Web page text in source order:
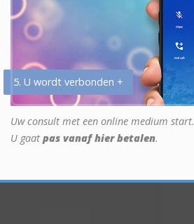
5. U wordt verbonden +
Uw consult met een online medium start.
U gaat pas vanaf hier betalen.